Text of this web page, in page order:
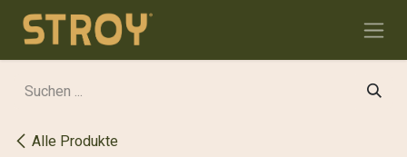
Zum Inhalt springen
Alle Produkte